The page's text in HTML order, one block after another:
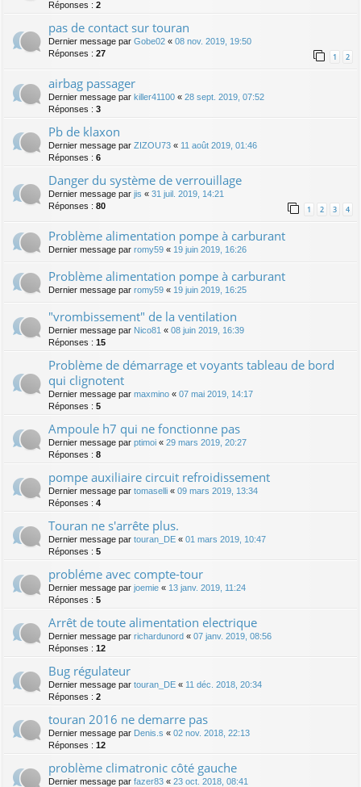
Réponses : 2
pas de contact sur touran
Dernier message par Gobe02 « 08 nov. 2019, 19:50
Réponses : 27 1 2
airbag passager
Dernier message par killer41100 « 28 sept. 2019, 07:52
Réponses : 3
Pb de klaxon
Dernier message par ZIZOU73 « 11 août 2019, 01:46
Réponses : 6
Danger du système de verrouillage
Dernier message par jis « 31 juil. 2019, 14:21
Réponses : 80 1 2 3 4
Problème alimentation pompe à carburant
Dernier message par romy59 « 19 juin 2019, 16:26
Problème alimentation pompe à carburant
Dernier message par romy59 « 19 juin 2019, 16:25
"vrombissement" de la ventilation
Dernier message par Nico81 « 08 juin 2019, 16:39
Réponses : 15
Problème de démarrage et voyants tableau de bord
qui clignotent
Dernier message par maxmino « 07 mai 2019, 14:17
Réponses : 5
Ampoule h7 qui ne fonctionne pas
Dernier message par ptimoi « 29 mars 2019, 20:27
Réponses : 8
pompe auxiliaire circuit refroidissement
Dernier message par tomaselli « 09 mars 2019, 13:34
Réponses : 4
Touran ne s'arrête plus.
Dernier message par touran_DE « 01 mars 2019, 10:47
Réponses : 5
probléme avec compte-tour
Dernier message par joemie « 13 janv. 2019, 11:24
Réponses : 5
Arrêt de toute alimentation electrique
Dernier message par richardunord « 07 janv. 2019, 08:56
Réponses : 12
Bug régulateur
Dernier message par touran_DE « 11 déc. 2018, 20:34
Réponses : 2
touran 2016 ne demarre pas
Dernier message par Denis.s « 02 nov. 2018, 22:13
Réponses : 12
problème climatronic côté gauche
Dernier message par fazer83 « 23 oct. 2018, 08:41